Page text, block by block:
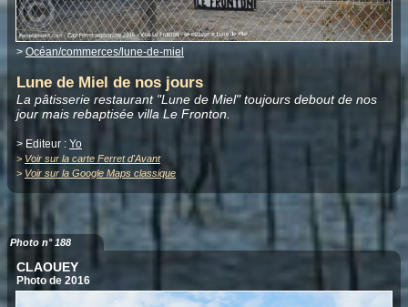
> Océan/commerces/lune-de-miel
Lune de Miel de nos jours
La pâtisserie restaurant "Lune de Miel" toujours debout de nos
jour mais rebaptisée villa Le Fronton.
> Editeur : Yo
> Voir sur la carte Ferret d'Avant
> Voir sur la Google Maps classique
Photo n° 188
CLAOUEY
Photo de 2016